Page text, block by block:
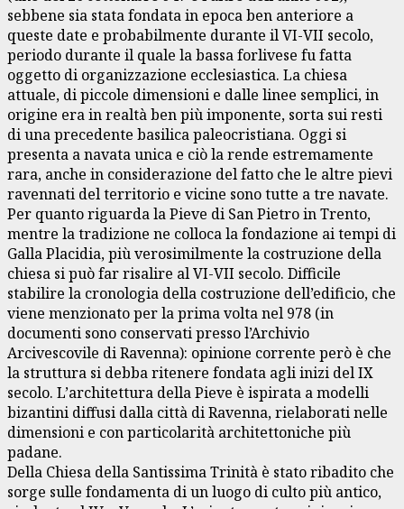
sebbene sia stata fondata in epoca ben anteriore a
queste date e probabilmente durante il VI-VII secolo,
periodo durante il quale la bassa forlivese fu fatta
oggetto di organizzazione ecclesiastica. La chiesa
attuale, di piccole dimensioni e dalle linee semplici, in
origine era in realtà ben più imponente, sorta sui resti
di una precedente basilica paleocristiana. Oggi si
presenta a navata unica e ciò la rende estremamente
rara, anche in considerazione del fatto che le altre pievi
ravennati del territorio e vicine sono tutte a tre navate.
Per quanto riguarda la Pieve di San Pietro in Trento,
mentre la tradizione ne colloca la fondazione ai tempi di
Galla Placidia, più verosimilmente la costruzione della
chiesa si può far risalire al VI-VII secolo. Difficile
stabilire la cronologia della costruzione dell’edificio, che
viene menzionato per la prima volta nel 978 (in
documenti sono conservati presso l’Archivio
Arcivescovile di Ravenna): opinione corrente però è che
la struttura si debba ritenere fondata agli inizi del IX
secolo. L’architettura della Pieve è ispirata a modelli
bizantini diffusi dalla città di Ravenna, rielaborati nelle
dimensioni e con particolarità architettoniche più
padane.
Della Chiesa della Santissima Trinità è stato ribadito che
sorge sulle fondamenta di un luogo di culto più antico,